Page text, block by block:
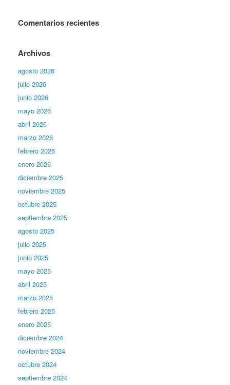
Comentarios recientes
Archivos
agosto 2026
julio 2026
junio 2026
mayo 2026
abril 2026
marzo 2026
febrero 2026
enero 2026
diciembre 2025
noviembre 2025
octubre 2025
septiembre 2025
agosto 2025
julio 2025
junio 2025
mayo 2025
abril 2025
marzo 2025
febrero 2025
enero 2025
diciembre 2024
noviembre 2024
octubre 2024
septiembre 2024